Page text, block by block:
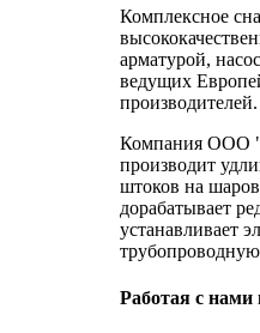
Комплексное
арматурой,
ведущих
производителей.
Компания ООО
производит
штоков на
дорабатывает
устанавливает
Работая с нами